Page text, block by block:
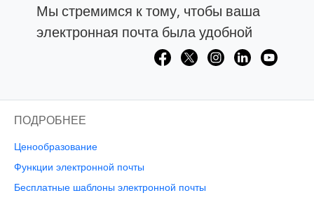
Мы стремимся к тому, чтобы ваша
электронная почта была удобной
ПОДРОБНЕЕ
Ценообразование
Функции электронной почты
Бесплатные шаблоны электронной почты